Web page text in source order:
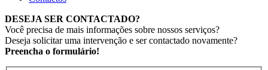
DESEJA SER CONTACTADO?
Você precisa de mais informações sobre nossos serviços?
Deseja solicitar uma intervenção e ser contactado novamente?
Preencha o formulário!